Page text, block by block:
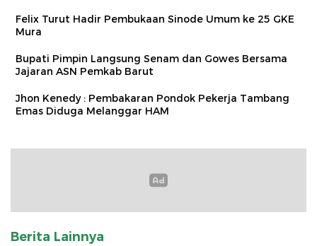
Felix Turut Hadir Pembukaan Sinode Umum ke 25 GKE
Mura
Bupati Pimpin Langsung Senam dan Gowes Bersama
Jajaran ASN Pemkab Barut
Jhon Kenedy : Pembakaran Pondok Pekerja Tambang
Emas Diduga Melanggar HAM
Berita Lainnya